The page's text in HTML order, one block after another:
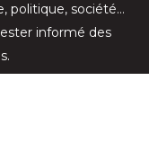
politique, société…
informé des